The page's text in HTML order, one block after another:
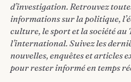
d’investigation. Retrouvez
informations sur la politique,
culture, le sport et la société au
l’international. Suivez les
nouvelles, enquêtes et articles
pour rester informé en temps